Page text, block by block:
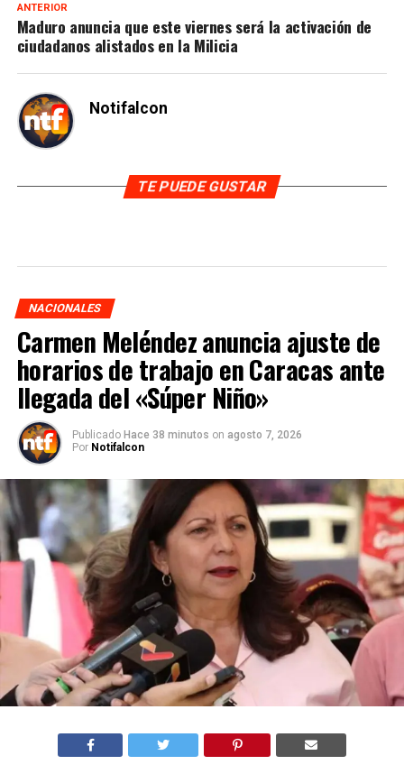
ANTERIOR
Maduro anuncia que este viernes será la activación de
ciudadanos alistados en la Milicia
Notifalcon
TE PUEDE GUSTAR
NACIONALES
Carmen Meléndez anuncia ajuste de
horarios de trabajo en Caracas ante
llegada del «Súper Niño»
Publicado Hace 38 minutos on agosto 7, 2026
Por Notifalcon